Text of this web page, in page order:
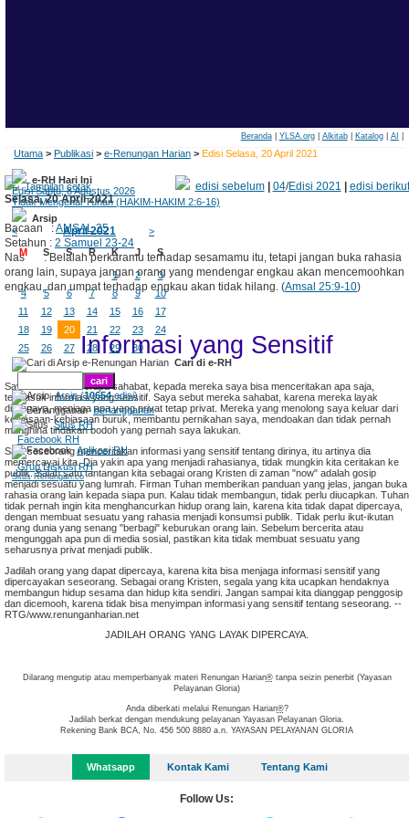
Beranda| YLSA.org| Alkitab| Katalog| AI
Utama > Publikasi > e-Renungan Harian > Edisi Selasa, 20 April 2021
Tampilan cetak edisi sebelum| 04/Edisi 2021
edisi berikut
Selasa, 20 April 2021
Bacaan :AMSAL 25
Setahun : 2 Samuel 23-24
Nas : Belalah perkaramu terhadap sesamamu itu, tetapi jangan buka rahasia
orang lain, supaya jangan orang yang mendengar engkau akan mencemoohkan
engkau, dan umpat terhadap engkau akan tidak hilang. (Amsal 25:9-10)
Informasi yang Sensitif
Saya memiliki beberapa sahabat, kepada mereka saya bisa menceritakan apa saja,
termasuk informasi yang sensitif. Saya sebut mereka sahabat, karena mereka layak
dipercaya, menjaga apa yang privat tetap privat. Mereka yang menolong saya keluar dari
kebiasaan-kebiasaan buruk, membantu pernikahan saya, mendoakan dan tidak pernah
menghina tindakan bodoh yang pernah saya lakukan.
Saat seseorang menceritakan informasi yang sensitif tentang dirinya, itu artinya dia
memercayai kita. Dia yakin apa yang menjadi rahasianya, tidak mungkin kita ceritakan ke
publik. Salah satu tantangan kita sebagai orang Kristen di zaman "now" adalah gosip
menjadi sesuatu yang lumrah. Firman Tuhan memberikan panduan yang jelas, jangan buka
rahasia orang lain kepada siapa pun. Kalau tidak membangun, tidak perlu diucapkan. Tuhan
tidak pernah ingin kita menghancurkan hidup orang lain, karena kita tidak dapat dipercaya,
dengan membuat sesuatu yang rahasia menjadi konsumsi publik. Tidak perlu ikut-ikutan
orang dunia yang senang "berbagi" keburukan orang lain. Sebelum bercerita atau
mengunggah apa pun di media sosial, pastikan kita tidak membuat sesuatu yang
seharusnya privat menjadi publik.
Jadilah orang yang dapat dipercaya, karena kita bisa menjaga informasi sensitif yang
dipercayakan seseorang. Sebagai orang Kristen, segala yang kita ucapkan hendaknya
membangun hidup sesama dan hidup kita sendiri. Jangan sampai kita dianggap penggosip
dan dicemooh, karena tidak bisa menyimpan informasi yang sensitif tentang seseorang. --
RTG/www.renunganharian.net
JADILAH ORANG YANG LAYAK DIPERCAYA.
Dilarang mengutip atau memperbanyak materi Renungan Harian®tanpa seizin penerbit (Yayasan
Pelayanan Gloria)
Anda diberkati melalui Renungan Harian®?
Jadilah berkat dengan mendukung pelayanan Yayasan Pelayanan Gloria.
Rekening Bank BCA, No. 456 500 8880 a.n. YAYASAN PELAYANAN GLORIA
e-RH Hari Ini
Edisi Sabtu, 8 Agustus 2026
Tidak Mengenal Tuhan (HAKIM-HAKIM 2:6-16)
Arsip
<
April 2021
>
M
S S R K J S
1 2
3
4
5 6 7 8 9
10
11
12 13 14 15 16
17
18
19 20 21 22 23
24
25
26 27 28 29
30
Cari di e-RH
Arsip (10654edisi)
Berlangganan
Situs RH
Facebook RH
Aplikasi RH
Grup Diskusi RH
Situs Renungan.co
Whatsapp Kontak Kami Tentang Kami
Follow Us: